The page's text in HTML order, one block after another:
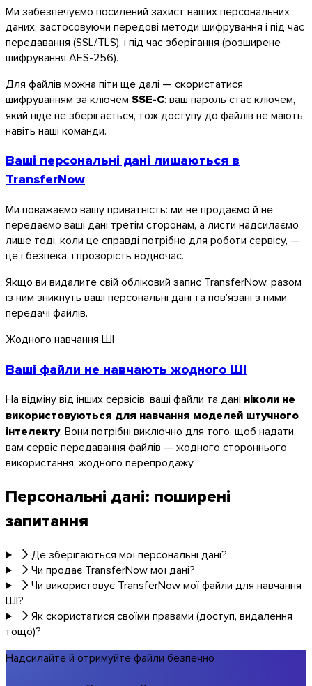
macOS
Linux
Мобільні
Ми забезпечуємо посилений захист ваших персональних
даних, застосовуючи передові методи шифрування і під час
передавання (SSL/TLS), і під час зберігання (розширене
шифрування AES-256).
Для файлів можна піти ще далі — скористатися
шифруванням за ключем SSE-C: ваш пароль стає ключем,
який ніде не зберігається, тож доступу до файлів не мають
навіть наші команди.
Ваші персональні дані лишаються в
TransferNow
Ми поважаємо вашу приватність: ми не продаємо й не
передаємо ваші дані третім сторонам, а листи надсилаємо
лише тоді, коли це справді потрібно для роботи сервісу, —
це і безпека, і прозорість водночас.
Якщо ви видалите свій обліковий запис TransferNow, разом
із ним зникнуть ваші персональні дані та пов’язані з ними
передачі файлів.
Жодного навчання ШІ
Ваші файли не навчають жодного ШІ
На відміну від інших сервісів, ваші файли та дані ніколи не
використовуються для навчання моделей штучного
інтелекту. Вони потрібні виключно для того, щоб надати
вам сервіс передавання файлів — жодного стороннього
використання, жодного перепродажу.
Персональні дані: поширені
запитання
Де зберігаються мої персональні дані?
Чи продає TransferNow мої дані?
Чи використовує TransferNow мої файли для навчання
ШІ?
Як скористатися своїми правами (доступ, видалення
тощо)?
Надсилайте й отримуйте файли безпечно